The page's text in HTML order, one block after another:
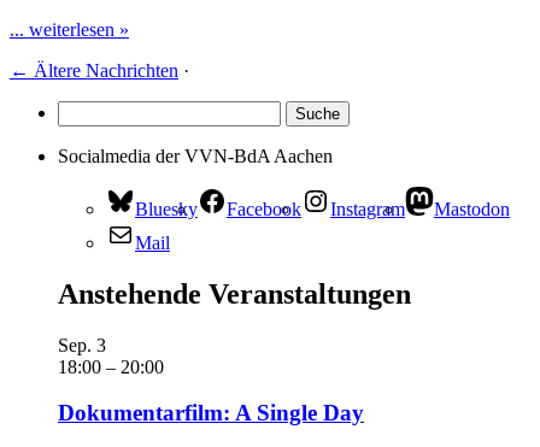
... weiterlesen »
← Ältere Nachrichten ·
Socialmedia der VVN-BdA Aachen
Bluesky Facebook Instagram
Mastodon
Mail
Anstehende Veranstaltungen
Sep. 3
18:00 – 20:00
Dokumentarfilm: A Single Day